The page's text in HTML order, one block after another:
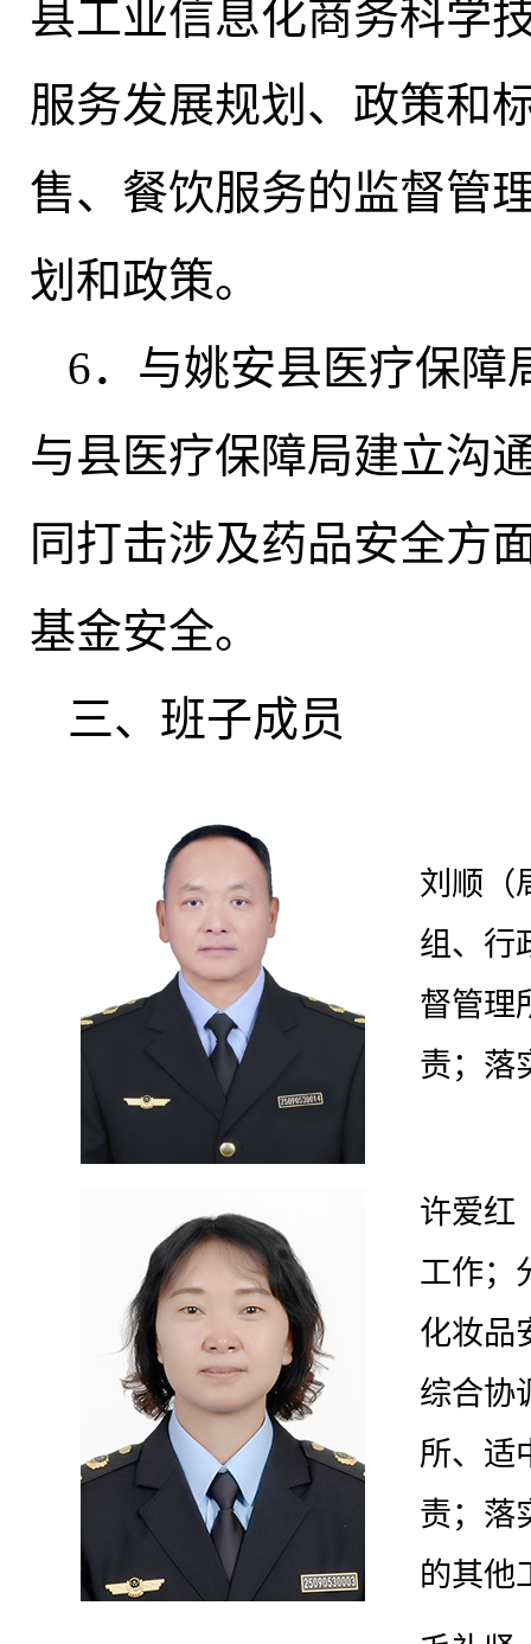
县工业信息化商务科学
服务发展规划、政策和
售、餐饮服务的监督管
划和政策。
6．与姚安县医疗保障
与县医疗保障局建立沟
同打击涉及药品安全方
基金安全。
三、班子成员
刘顺（
组、行
督管理
责；落
许爱红
工作；
化妆品
综合协
所、适
责；落
的其他